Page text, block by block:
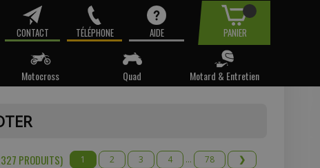
CONTACT TÉLÉPHONE AIDE PANIER
Motocross Quad Motard & Entretien
PRODUITS) 1 2 3 4 ... 78 ❯
email.